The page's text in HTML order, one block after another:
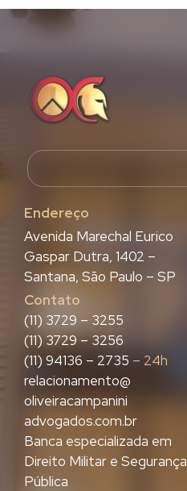
Endereço
Avenida Marechal Eurico
Gaspar Dutra, 1402 –
Santana, São Paulo – SP
Contato
(11) 3729 – 3255
(11) 3729 – 3256
(11) 94136 – 2735 – 24h
relacionamento@
oliveiracampanini
advogados.com.br
Banca especializada em
Direito Militar e Segurança
Pública